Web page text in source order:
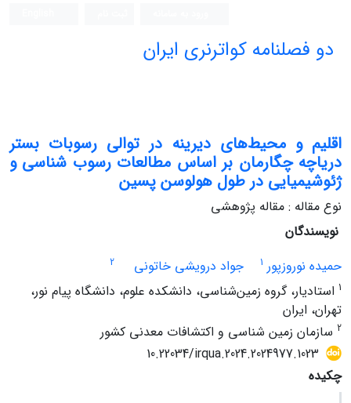
دو فصلنامه کواترنری ایران
اقلیم و محیط‌های دیرینه در توالی رسوبات بستر
دریاچه چگارمان بر اساس مطالعات رسوب شناسی و
ژئوشیمیایی در طول هولوسن پسین
نوع مقاله : مقاله پژوهشی
نویسندگان
حمیده نوروزپور 1 جواد درویشی خاتونی
2
1 استادیار، گروه زمین‌شناسی، دانشکده علوم، دانشگاه پیام نور،
تهران، ایران
2 سازمان زمین شناسی و اکتشافات معدنی کشور
10.22034/irqua.2024.2024977.1023
چکیده